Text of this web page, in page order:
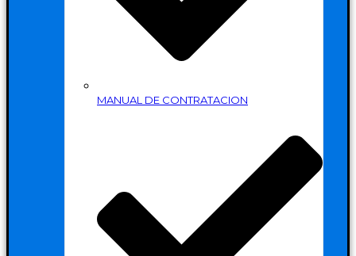
MANUAL DE CONTRATACION